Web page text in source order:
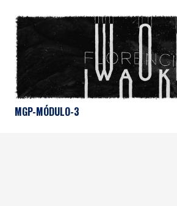
MGP-MÓDULO-3